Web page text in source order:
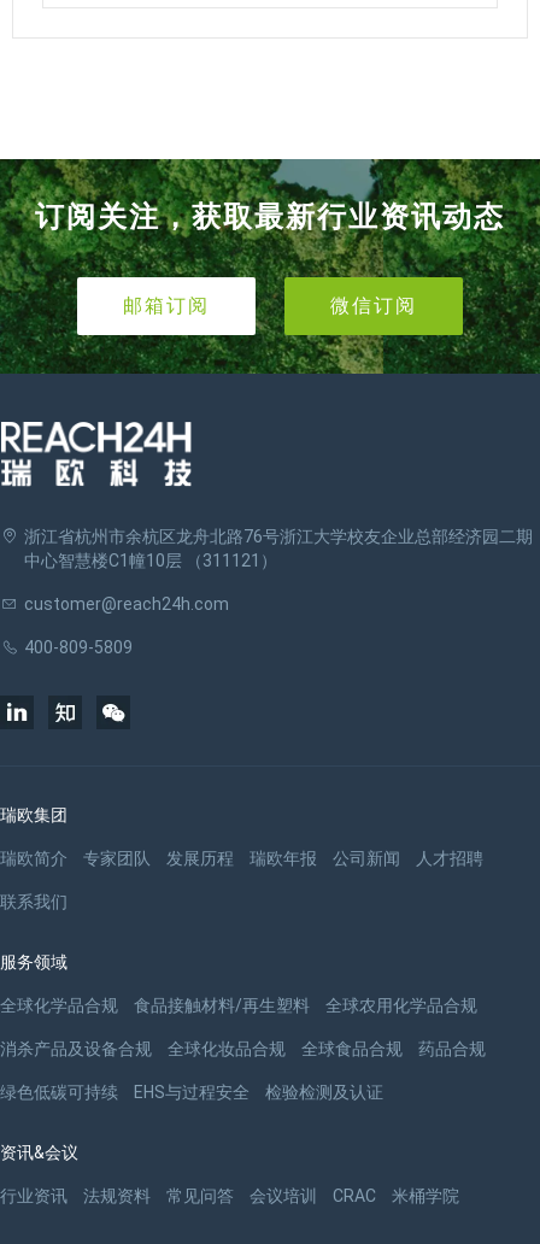
订阅关注，获取最新行业资讯动态
邮箱订阅 微信订阅
浙江省杭州市余杭区龙舟北路76号浙江大学校友企业总部经济园二期
中心智慧楼C1幢10层 （311121）
customer@reach24h.com
400-809-5809
瑞欧集团
瑞欧简介 专家团队 发展历程 瑞欧年报 公司新闻 人才招聘
联系我们
服务领域
全球化学品合规 食品接触材料/再生塑料 全球农用化学品合规
消杀产品及设备合规 全球化妆品合规 全球食品合规 药品合规
绿色低碳可持续 EHS与过程安全 检验检测及认证
资讯&会议
行业资讯 法规资料 常见问答 会议培训 CRAC 米桶学院